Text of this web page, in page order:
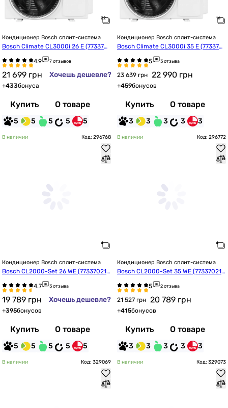
Кондиционер Bosch сплит-система
Bosch Climate CL3000i 26 E (7733701
7 отзывов
21 699 грн Хочешь дешевле?
+433бонуса
Купить О товаре
5 5 5 5 5
Кондиционер Bosch сплит-система
Bosch Climate CL3000i 35 E (7733701
3 отзыва
23 639 грн 22 990 грн
+459бонусов
Купить О товаре
3 3 3 3 3
В наличии Код: 296768
Кондиционер Bosch сплит-система
Bosch CL2000-Set 26 WE (773370218
3 отзыва
19 789 грн Хочешь дешевле?
+395бонусов
Купить О товаре
5 5 5 5 5
В наличии Код: 296772
Кондиционер Bosch сплит-система
Bosch CL2000-Set 35 WE (773370218
2 отзыва
21 527 грн 20 789 грн
+415бонусов
Купить О товаре
3 3 3 3 3
В наличии Код: 329069 В наличии Код: 329073